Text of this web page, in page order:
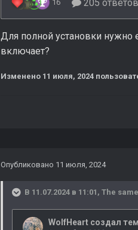
Для полной установки нужно
включает?
Изменено 11 июля, 2024
Опубликовано 11 июля, 2024
В 11.07.2024 в 11:01, The